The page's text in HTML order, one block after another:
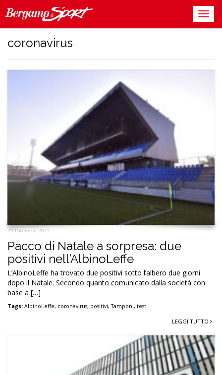
coronavirus
29 Dicembre 2021
Pacco di Natale a sorpresa: due
positivi nell’AlbinoLeffe
L’AlbinoLeffe ha trovato due positivi sotto l’albero due giorni
dopo il Natale. Secondo quanto comunicato dalla società con
base a […]
Tags: AlbinoLeffe, coronavirus, positivi,Tamponi, test
LEGGI TUTTO